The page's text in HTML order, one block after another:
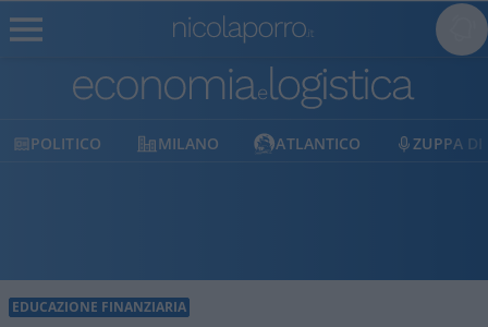
MILANO ATLANTICO ZUPPA DI PORRO
EDUCAZIONE FINANZIARIA